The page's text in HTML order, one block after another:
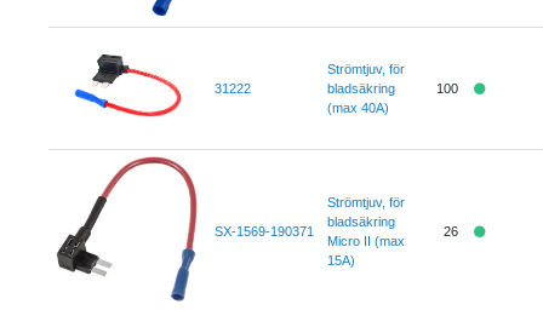
31222
Strömtjuv, för
bladsäkring
(max 40A)
100
SX-1569-190371
Strömtjuv, för
bladsäkring
Micro II (max
15A)
26